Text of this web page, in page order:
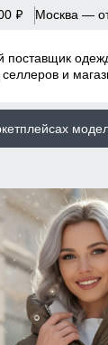
p Москва —
поставщик
и